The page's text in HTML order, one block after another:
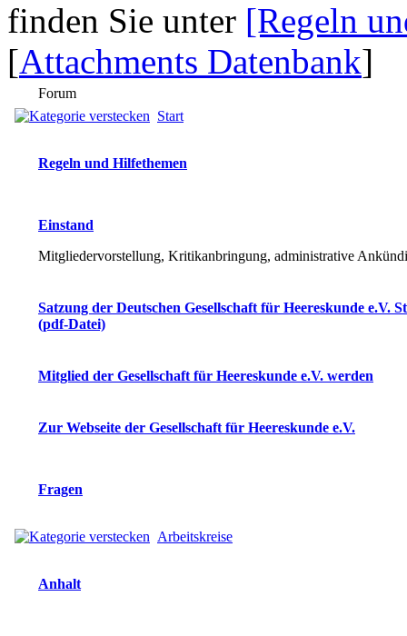
finden Sie unter [Regeln
[Attachments Datenbank]
Forum
Start
Regeln und Hilfethemen
Einstand
Mitgliedervorstellung, Kritikanbringung, administrative
Satzung der Deutschen Gesellschaft für Heereskunde e.V.
(pdf-Datei)
Mitglied der Gesellschaft für Heereskunde e.V. werden
Zur Webseite der Gesellschaft für Heereskunde e.V.
Fragen
Arbeitskreise
Anhalt